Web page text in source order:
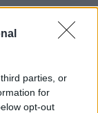
parties, or
for
opt-out
και
και τα